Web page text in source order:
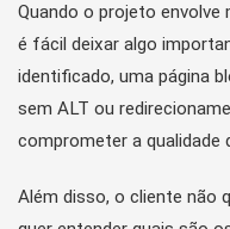
Quando o projeto envolve
é fácil deixar algo
identificado, uma página
sem ALT ou
comprometer a qualidade
Além disso, o cliente não